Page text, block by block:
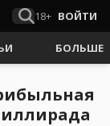
18+ ВОЙТИ
БОЛЬШЕ